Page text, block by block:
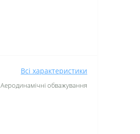
Всі характеристики
Аеродинамічні обважування